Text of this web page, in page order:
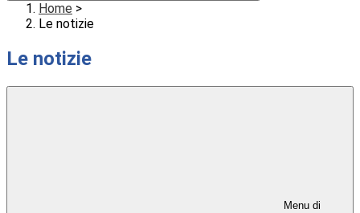
Home >
Le notizie
Le notizie
Menu di